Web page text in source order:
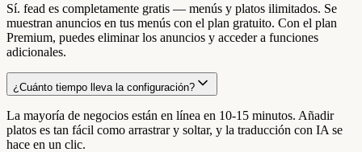
Sí. fead es completamente gratis — menús y platos ilimitados. Se
muestran anuncios en tus menús con el plan gratuito. Con el plan
Premium, puedes eliminar los anuncios y acceder a funciones
adicionales.
¿Cuánto tiempo lleva la configuración?
La mayoría de negocios están en línea en 10-15 minutos. Añadir
platos es tan fácil como arrastrar y soltar, y la traducción con IA se
hace en un clic.